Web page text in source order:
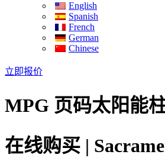
English
Spanish
French
German
Chinese
立即报价
MPG 页码太阳能
在线购买 |